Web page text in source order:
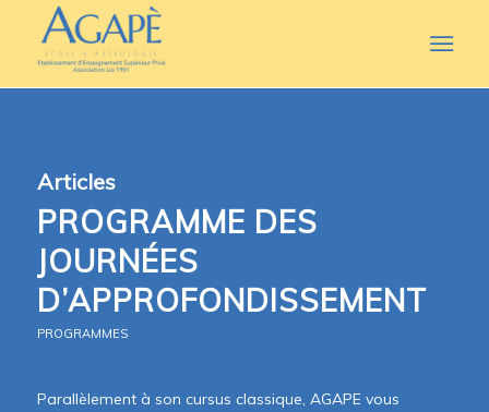
Articles
PROGRAMME DES
JOURNÉES
D’APPROFONDISSEMENT
PROGRAMMES
Parallèlement à son cursus classique, AGAPE vous